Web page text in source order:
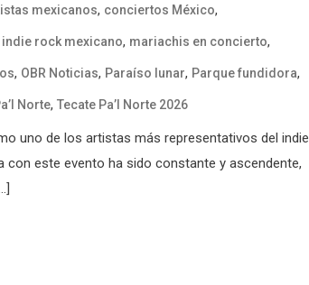
mexicanos, conciertos México,
indie rock mexicano, mariachis en concierto,
, OBR Noticias, Paraíso lunar, Parque fundidora,
Norte, Tecate Pa’l Norte 2026
uno de los artistas más representativos del indie
este evento ha sido constante y ascendente,